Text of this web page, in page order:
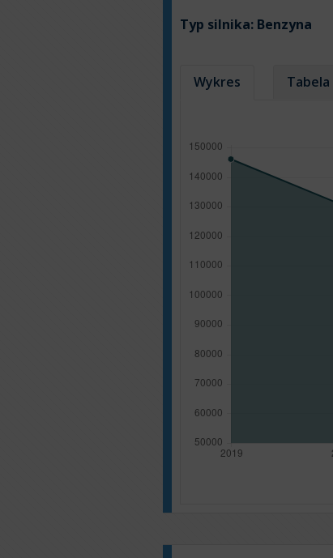
Typ silnika: Benzyna
Wykres Tabela